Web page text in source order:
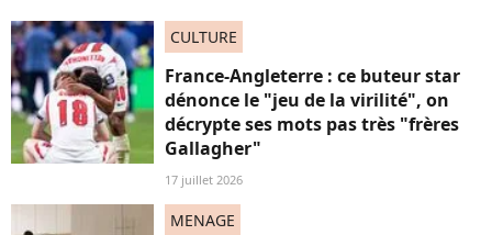
CULTURE
France-Angleterre : ce buteur star
dénonce le "jeu de la virilité", on
décrypte ses mots pas très "frères
Gallagher"
17 juillet 2026
MENAGE